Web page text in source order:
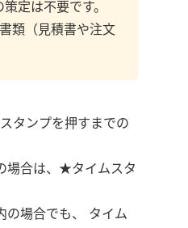
定は不要です。
類（見積書や注文
タンプを押すまでの
場合は、★タイムスタ
の場合でも、 タイム